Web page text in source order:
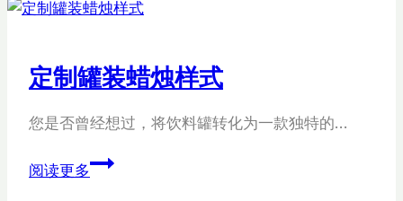
糕
装
品
定制罐装蜡烛样式
您是否曾经想过，将饮料罐转化为一款独特的…
阅读更多定